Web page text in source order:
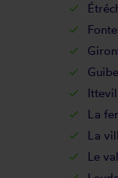
La
La
Le